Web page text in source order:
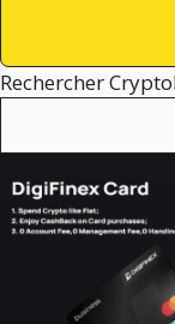
Rechercher